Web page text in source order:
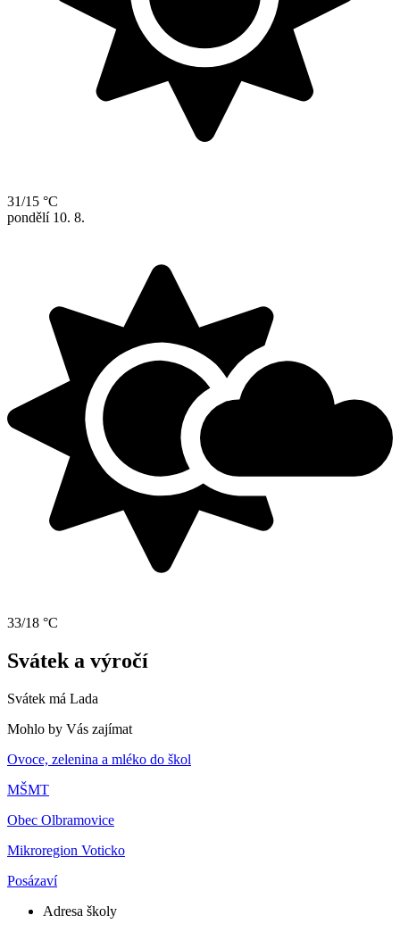
31/15 °C
pondělí 10. 8.
33/18 °C
Svátek a výročí
Svátek má Lada
Mohlo by Vás zajímat
Ovoce, zelenina a mléko do škol
MŠMT
Obec Olbramovice
Mikroregion Voticko
Posázaví
Adresa školy